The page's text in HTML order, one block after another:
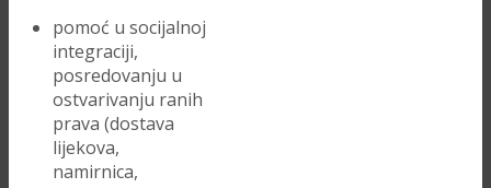
pomoć u socijalnoj
integraciji,
posredovanju u
ostvarivanju ranih
prava (dostava
lijekova,
namirnica,